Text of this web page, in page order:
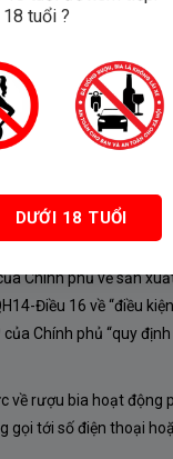
Chính phủ về sản
Điều 16 về “điều
Chính phủ “quy
về rượu bia hoạt động
gọi tới số điện thoại
tuổi ?
DƯỚI 18 TUỔI